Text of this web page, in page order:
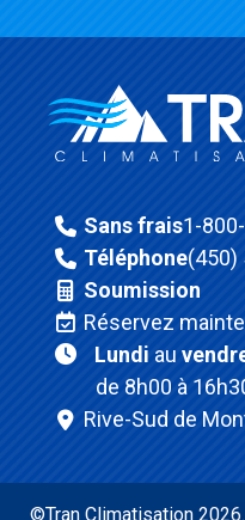
Sans frais1-
Téléphone(450)
Soumission
Réservez
Lundi au
de 8h00 à
Rive-Sud de
©Tran Climatisation